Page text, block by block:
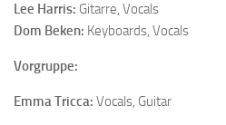
Lee Harris: Gitarre, Vocals
Dom Beken: Keyboards, Vocals
Vorgruppe:
Emma Tricca: Vocals, Guitar